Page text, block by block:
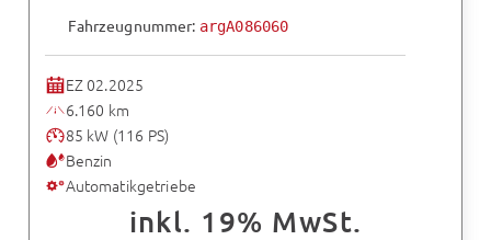
Fahrzeugnummer: argA086060
EZ 02.2025
6.160 km
85 kW (116 PS)
Benzin
Automatikgetriebe
inkl. 19% MwSt.